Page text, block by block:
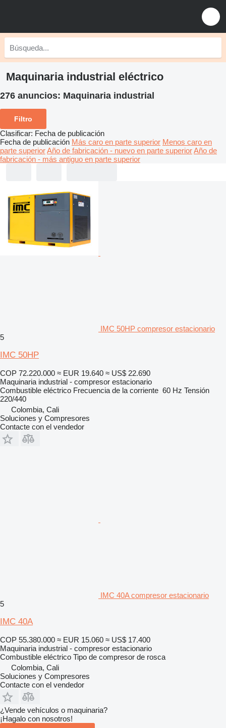
Maquinaria industrial eléctrico
276 anuncios: Maquinaria industrial
Filtro
Clasificar: Fecha de publicación
Fecha de publicación Más caro en parte superior Menos caro en
parte superiorAño de fabricación - nuevo en parte superiorAño de
fabricación - más antiguo en parte superior
IMC 50HP compresor estacionario
5
IMC 50HP
COP 72.220.000 ≈ EUR 19.640 ≈ US$ 22.690
Maquinaria industrial - compresor estacionario
Combustible eléctrico Frecuencia de la corriente 60 Hz Tensión
220/440
Colombia, Cali
Soluciones y Compresores
Contacte con el vendedor
IMC 40A compresor estacionario
5
IMC 40A
COP 55.380.000 ≈ EUR 15.060 ≈ US$ 17.400
Maquinaria industrial - compresor estacionario
Combustible eléctrico Tipo de compresor de rosca
Colombia, Cali
Soluciones y Compresores
Contacte con el vendedor
¿Vende vehículos o maquinaria?
¡Hagalo con nosotros!